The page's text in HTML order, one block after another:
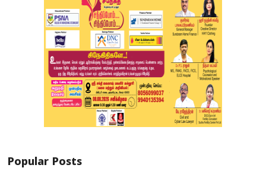
Popular Posts